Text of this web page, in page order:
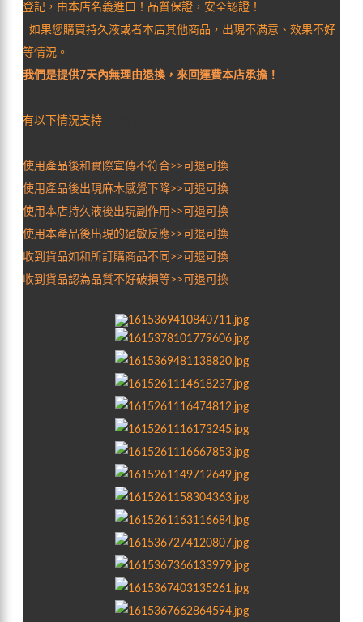
登記，由本店名義進口！品質保證，安全認證！
如果您購買持久液或者本店其他商品，出現不滿意、效果不好
等情況。
我們是提供7天內無理由退換，來回運費本店承擔！
有以下情況支持
使用產品後和實際宣傳不符合>>可退可換
使用產品後出現麻木感覺下降>>可退可換
使用本店持久液後出現副作用>>可退可換
使用本產品後出現的過敏反應>>可退可換
收到貨品如和所訂購商品不同>>可退可換
收到貨品認為品質不好破損等>>可退可換